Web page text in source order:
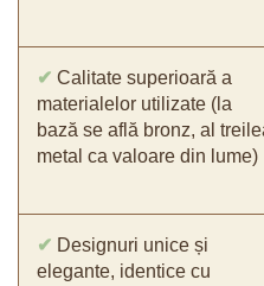
✔ Calitate superioară a
materialelor utilizate (la
bază se află bronz, al
metal ca valoare din lume)
✔ Designuri unice și
elegante, identice cu